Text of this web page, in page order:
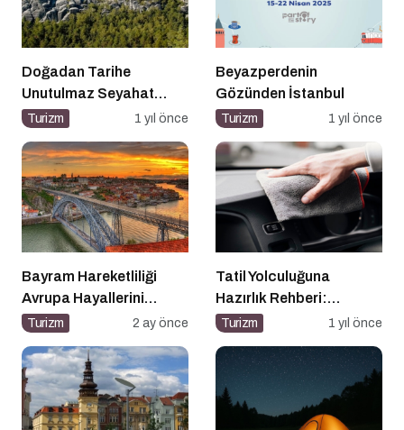
Doğadan Tarihe
Unutulmaz Seyahat
Önerileri
Turizm 1 yıl önce
Beyazperdenin
Gözünden İstanbul
Turizm 1 yıl önce
Bayram Hareketliliği
Avrupa Hayallerini
Tetikledi
Turizm 2 ay önce
Tatil Yolculuğuna
Hazırlık Rehberi:
Aracınız İçin Almanız
Turizm 1 yıl önce